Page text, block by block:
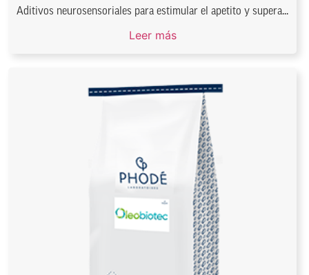
Aditivos neurosensoriales para estimular el apetito y supera...
Leer más